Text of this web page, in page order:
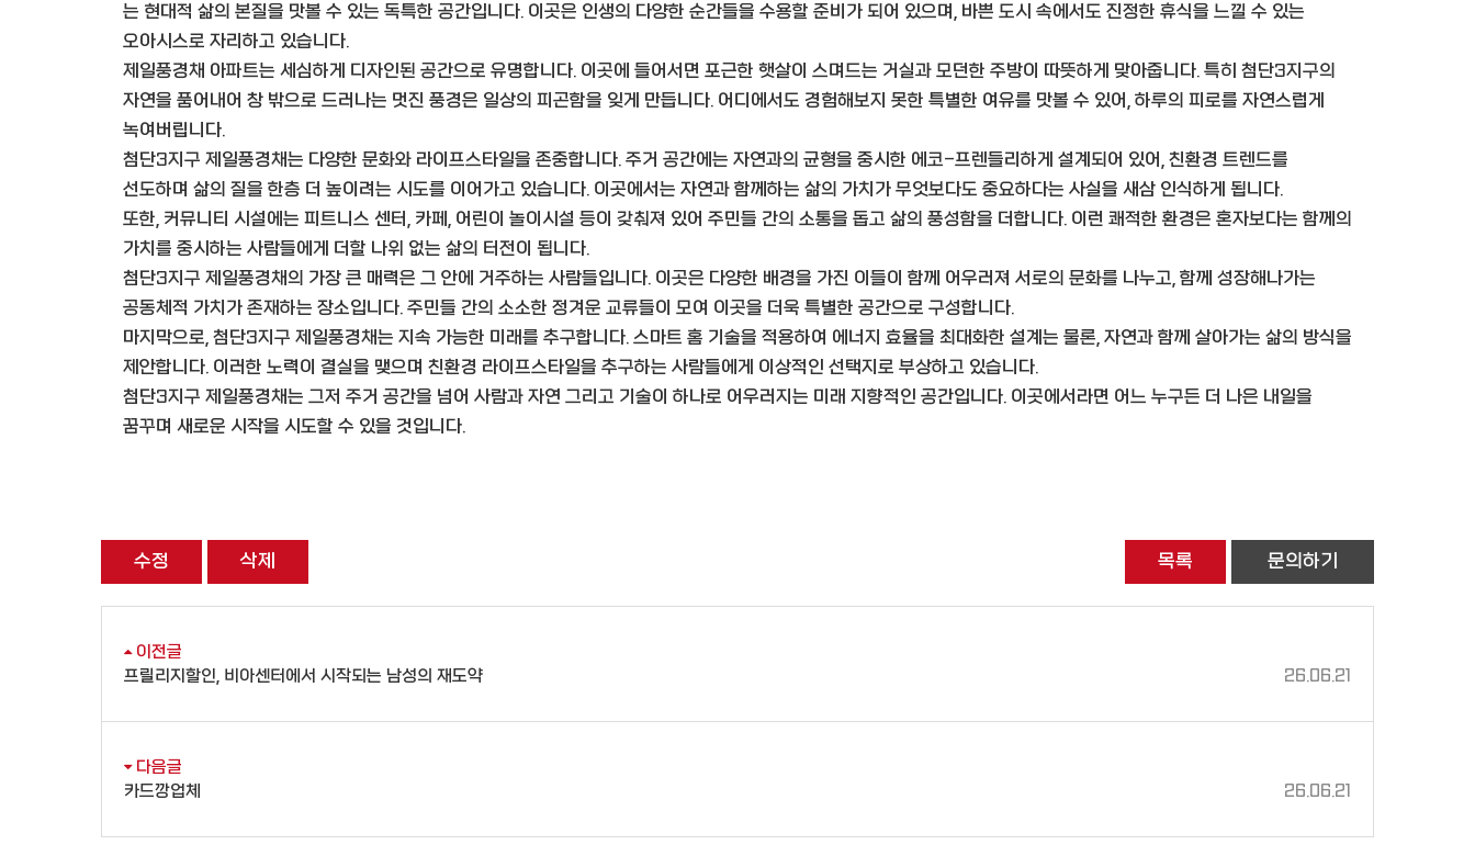
는 현대적 삶의 본질을 맛볼 수 있는 독특한 공간입니다. 이곳은 인생의 다양한 순간들을 수용할 준비가 되어 있으며, 바쁜 도시 속에서도 진정한 휴식을 느낄 수 있는
오아시스로 자리하고 있습니다.
제일풍경채 아파트는 세심하게 디자인된 공간으로 유명합니다. 이곳에 들어서면 포근한 햇살이 스며드는 거실과 모던한 주방이 따뜻하게 맞아줍니다. 특히 첨단3지구의
자연을 품어내어 창 밖으로 드러나는 멋진 풍경은 일상의 피곤함을 잊게 만듭니다. 어디에서도 경험해보지 못한 특별한 여유를 맛볼 수 있어, 하루의 피로를 자연스럽게
녹여버립니다.
첨단3지구 제일풍경채는 다양한 문화와 라이프스타일을 존중합니다. 주거 공간에는 자연과의 균형을 중시한 에코-프렌들리하게 설계되어 있어, 친환경 트렌드를
선도하며 삶의 질을 한층 더 높이려는 시도를 이어가고 있습니다. 이곳에서는 자연과 함께하는 삶의 가치가 무엇보다도 중요하다는 사실을 새삼 인식하게 됩니다.
또한, 커뮤니티 시설에는 피트니스 센터, 카페, 어린이 놀이시설 등이 갖춰져 있어 주민들 간의 소통을 돕고 삶의 풍성함을 더합니다. 이런 쾌적한 환경은 혼자보다는 함께의
가치를 중시하는 사람들에게 더할 나위 없는 삶의 터전이 됩니다.
첨단3지구 제일풍경채의 가장 큰 매력은 그 안에 거주하는 사람들입니다. 이곳은 다양한 배경을 가진 이들이 함께 어우러져 서로의 문화를 나누고, 함께 성장해나가는
공동체적 가치가 존재하는 장소입니다. 주민들 간의 소소한 정겨운 교류들이 모여 이곳을 더욱 특별한 공간으로 구성합니다.
마지막으로, 첨단3지구 제일풍경채는 지속 가능한 미래를 추구합니다. 스마트 홈 기술을 적용하여 에너지 효율을 최대화한 설계는 물론, 자연과 함께 살아가는 삶의 방식을
제안합니다. 이러한 노력이 결실을 맺으며 친환경 라이프스타일을 추구하는 사람들에게 이상적인 선택지로 부상하고 있습니다.
첨단3지구 제일풍경채는 그저 주거 공간을 넘어 사람과 자연 그리고 기술이 하나로 어우러지는 미래 지향적인 공간입니다. 이곳에서라면 어느 누구든 더 나은 내일을
꿈꾸며 새로운 시작을 시도할 수 있을 것입니다.
수정 삭제 목록 문의하기
이전글
프릴리지할인, 비아센터에서 시작되는 남성의 재도약
26.06.21
다음글
카드깡업체
26.06.21